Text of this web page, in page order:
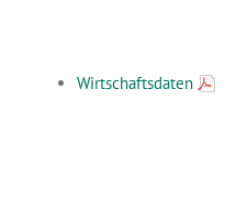
Wirtschaftsdaten